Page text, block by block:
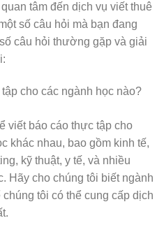
tâm đến dịch vụ viết thuê
số câu hỏi mà bạn đang
câu hỏi thường gặp và giải
cho các ngành học nào?
viết báo cáo thực tập cho
khác nhau, bao gồm kinh tế,
kỹ thuật, y tế, và nhiều
Hãy cho chúng tôi biết ngành
chúng tôi có thể cung cấp dịch